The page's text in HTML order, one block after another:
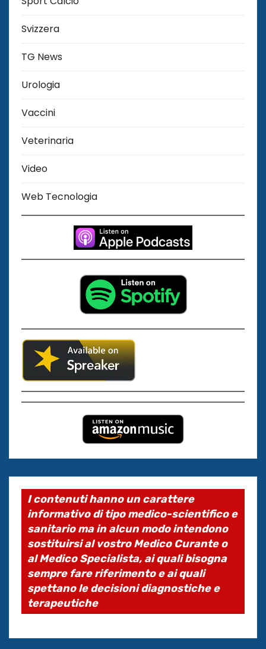
Svizzera
TG News
Urologia
Vaccini
Veterinaria
Video
Web Tecnologia
I contenuti hanno un carattere
informativo di tipo medico-scientifico e
sanitario ma in alcun modo intendono
sostituirsi al vostro Medico Curante o
al Medico Specialista, ai quali bisogna
sempre fare riferimento e ai quali
spettano le decisioni diagnostiche e
terapeutiche